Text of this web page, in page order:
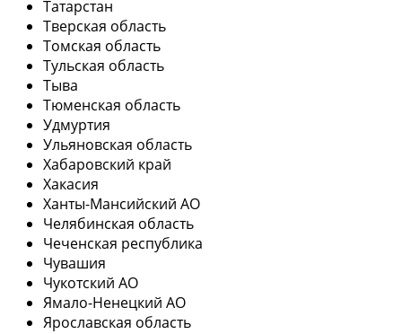
Татарстан
Тверская область
Томская область
Тульская область
Тыва
Тюменская область
Удмуртия
Ульяновская область
Хабаровский край
Хакасия
Ханты-Мансийский АО
Челябинская область
Чеченская республика
Чувашия
Чукотский АО
Ямало-Ненецкий АО
Ярославская область